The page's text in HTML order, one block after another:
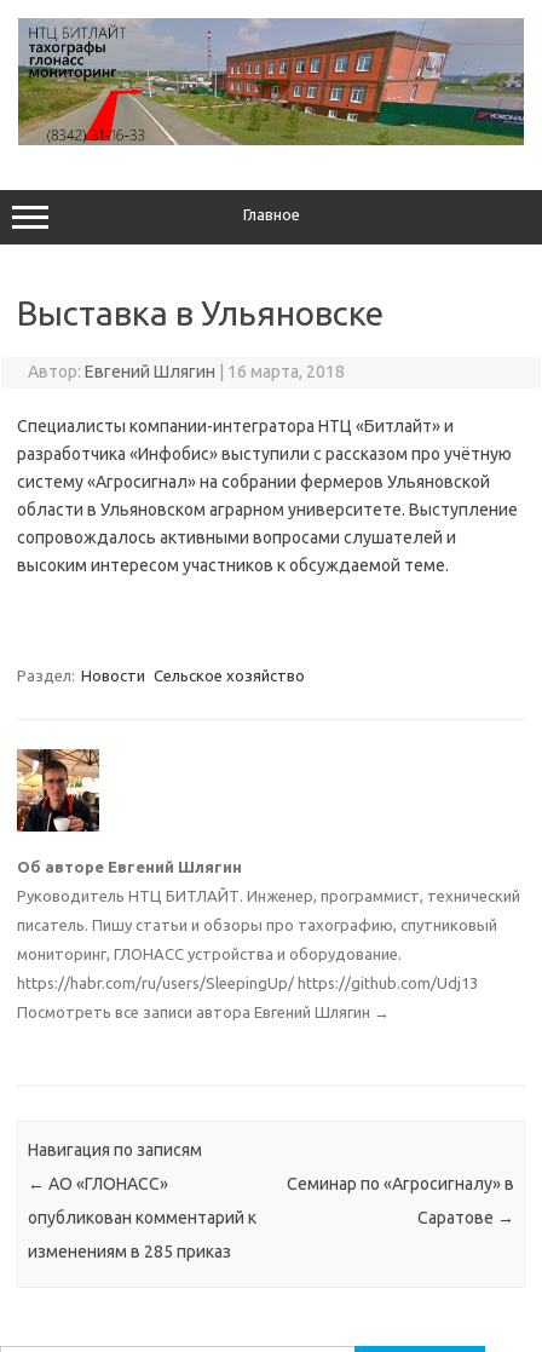
содержимому
Главное
Выставка в Ульяновске
Автор: Евгений Шлягин 16 марта, 2018
Специалисты компании-интегратора НТЦ «Битлайт» и
разработчика «Инфобис» выступили с рассказом про учётную
систему «Агросигнал» на собрании фермеров Ульяновской
области в Ульяновском аграрном университете. Выступление
сопровождалось активными вопросами слушателей и
высоким интересом участников к обсуждаемой теме.
Раздел: Новости Сельское хозяйство
Об авторе Евгений Шлягин
Руководитель НТЦ БИТЛАЙТ. Инженер, программист, технический
писатель. Пишу статьи и обзоры про тахографию, спутниковый
мониторинг, ГЛОНАСС устройства и оборудование.
https://habr.com/ru/users/SleepingUp/ https://github.com/Udj13
Посмотреть все записи автора Евгений Шлягин →
Навигация по записям
← АО «ГЛОНАСС»
опубликован комментарий к
изменениям в 285 приказ
Семинар по «Агросигналу» в
Саратове →